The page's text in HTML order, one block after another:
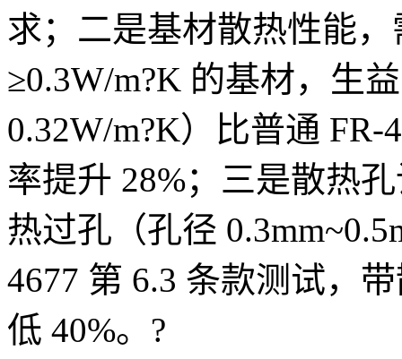
求；二是基材散热性能
≥0.3W/m?K 的基材， 生
0.32W/m?K）比普通
率提升 28%；三是散热
热过孔（孔径
4677 第 6.3 条款测试，
低 40%。 ?